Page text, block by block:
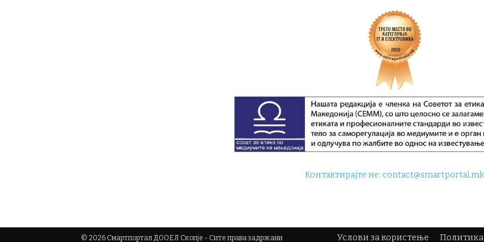
Контактирајте не:contact@smartportal.mk
Услови за користење Политика
© 2026 Смартпортал ДООЕЛ Скопје - Сите права задржани